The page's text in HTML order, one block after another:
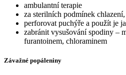
ambulantní terapie
za sterilních podmínek
perforovat puchýře a použít je
zabránit vysušování spodiny –
furantoinem, chloraminem
Závažné popáleniny